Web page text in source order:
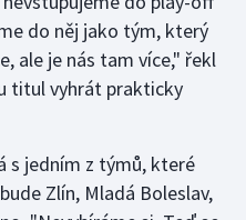
do něj jako tým, který
ale je nás tam více," řekl
titul vyhrát prakticky
s jedním z týmů, které
Zlín, Mladá Boleslav,